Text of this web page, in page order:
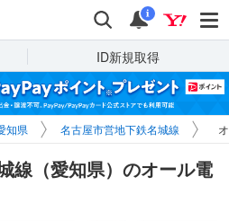
検索 通知
i
ID新規取得
知県 名古屋市営地下鉄名城線
線（愛知県）のオール電